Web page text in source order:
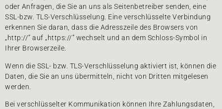
oder Anfragen, die Sie an uns als Seitenbetreiber senden, eine
SSL-bzw. TLS-Verschlüsselung. Eine verschlüsselte Verbindung
erkennen Sie daran, dass die Adresszeile des Browsers von
„http://“ auf „https://“ wechselt und an dem Schloss-Symbol in
Ihrer Browserzeile.
Wenn die SSL- bzw. TLS-Verschlüsselung aktiviert ist, können die
Daten, die Sie an uns übermitteln, nicht von Dritten mitgelesen
werden.
Bei verschlüsselter Kommunikation können Ihre Zahlungsdaten,